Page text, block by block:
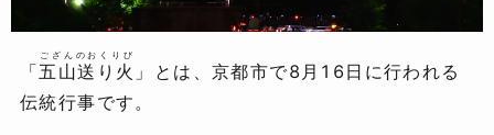
「五山送り火
ござんのおくりび
」とは、京都市で8月16日に行われる
伝統行事です。